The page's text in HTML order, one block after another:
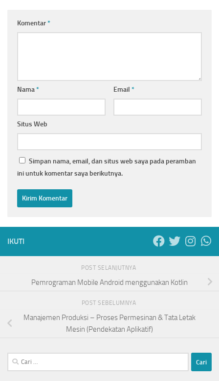
Komentar*
Nama* Email *
Situs Web
Simpan nama, email, dan situs web saya pada peramban
ini untuk komentar saya berikutnya.
IKUTI
POST SELANJUTNYA
Pemrograman Mobile Android menggunakan Kotlin
POST SEBELUMNYA
Manajemen Produksi – Proses Permesinan & Tata Letak
Mesin (Pendekatan Aplikatif)
Cari
untuk: